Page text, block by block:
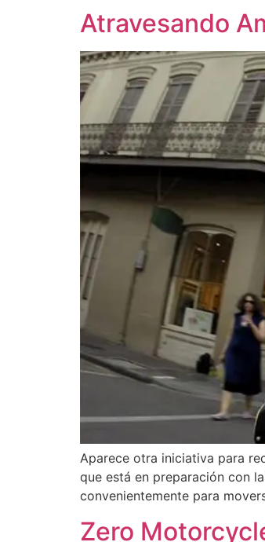
Atravesando
Aparece otra iniciativa para
que está en preparación con
convenientemente para
Zero